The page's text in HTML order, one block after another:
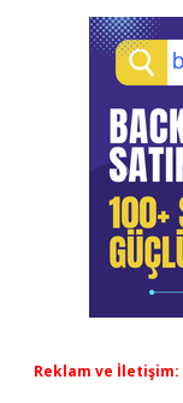
Reklam ve İletişim: